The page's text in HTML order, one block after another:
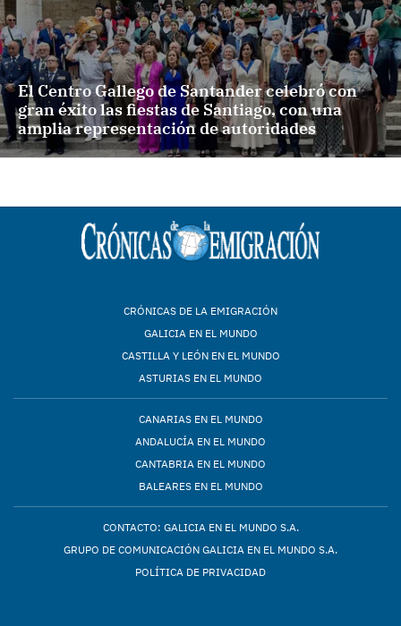
El Centro Gallego de Santander celebró con
gran éxito las fiestas de Santiago, con una
amplia representación de autoridades
CRÓNICAS DE LA EMIGRACIÓN
GALICIA EN EL MUNDO
CASTILLA Y LEÓN EN EL MUNDO
ASTURIAS EN EL MUNDO
CANARIAS EN EL MUNDO
ANDALUCÍA EN EL MUNDO
CANTABRIA EN EL MUNDO
BALEARES EN EL MUNDO
CONTACTO: GALICIA EN EL MUNDO S.A.
GRUPO DE COMUNICACIÓN GALICIA EN EL MUNDO S.A.
POLÍTICA DE PRIVACIDAD